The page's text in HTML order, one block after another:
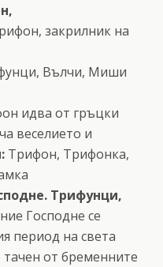
закрилник на
Вълчи, Миши
идва от гръцки
веселието и
Трифон, Трифонка,
Трифунци,
Господне се
период на света
от бременните